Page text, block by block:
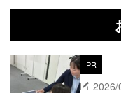
PR
2026/